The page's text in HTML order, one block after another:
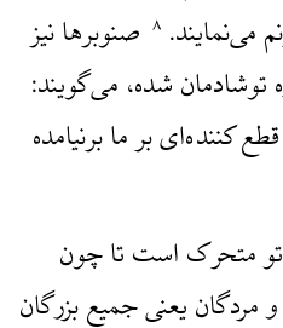
می‌نمایند. ۸ صنوبرها نیز
توشادمان شده، می‌گویند:
کننده‌ای بر ما برنیامده
تو متحرک است تا چون
و مردگان یعنی جمیع بزرگان